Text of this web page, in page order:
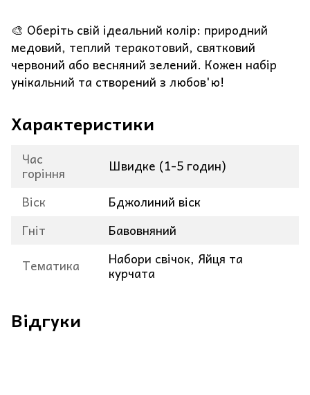
🎨 Оберіть свій ідеальний колір: природний
медовий, теплий теракотовий, святковий
червоний або весняний зелений. Кожен набір
унікальний та створений з любов'ю!
Характеристики
Час
горіння
Швидке (1-5 годин)
Віск
Бджолиний віск
Гніт
Бавовняний
Тематика
Набори свічок, Яйця та
курчата
Відгуки